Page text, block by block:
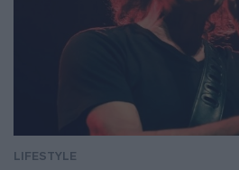
LIFESTYLE